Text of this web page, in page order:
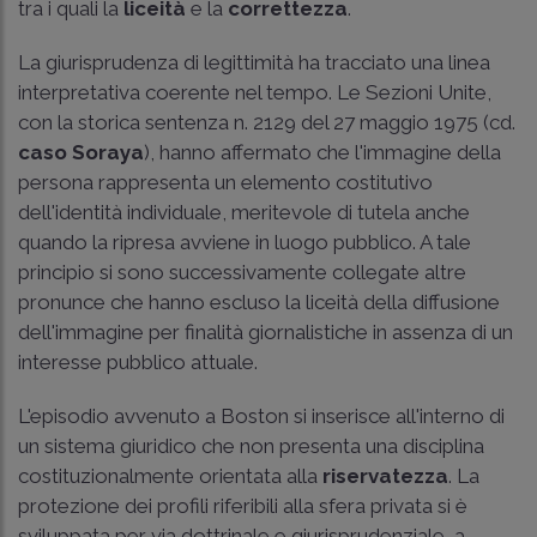
tra i quali la liceità e la correttezza.
La giurisprudenza di legittimità ha tracciato una linea
interpretativa coerente nel tempo. Le Sezioni Unite,
con la storica sentenza n. 2129 del 27 maggio 1975 (cd.
caso Soraya), hanno affermato che l'immagine della
persona rappresenta un elemento costitutivo
dell'identità individuale, meritevole di tutela anche
quando la ripresa avviene in luogo pubblico. A tale
principio si sono successivamente collegate altre
pronunce che hanno escluso la liceità della diffusione
dell'immagine per finalità giornalistiche in assenza di un
interesse pubblico attuale.
L'episodio avvenuto a Boston si inserisce all'interno di
un sistema giuridico che non presenta una disciplina
costituzionalmente orientata alla riservatezza. La
protezione dei profili riferibili alla sfera privata si è